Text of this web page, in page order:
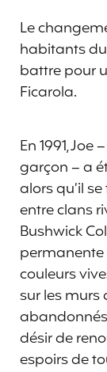
Le
habitants
battre pour
Ficarola.
En 1991, Joe
garçon – a
alors qu’il
entre clans
Bushwick
permanente
couleurs
sur les murs
désir de
espoirs de